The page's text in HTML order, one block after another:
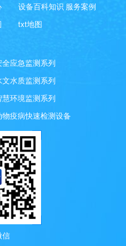
设备百科知识 服务案例
txt地图
全应急监测系列
文水质监测系列
慧环境监测系列
物疫病快速检测设备
信